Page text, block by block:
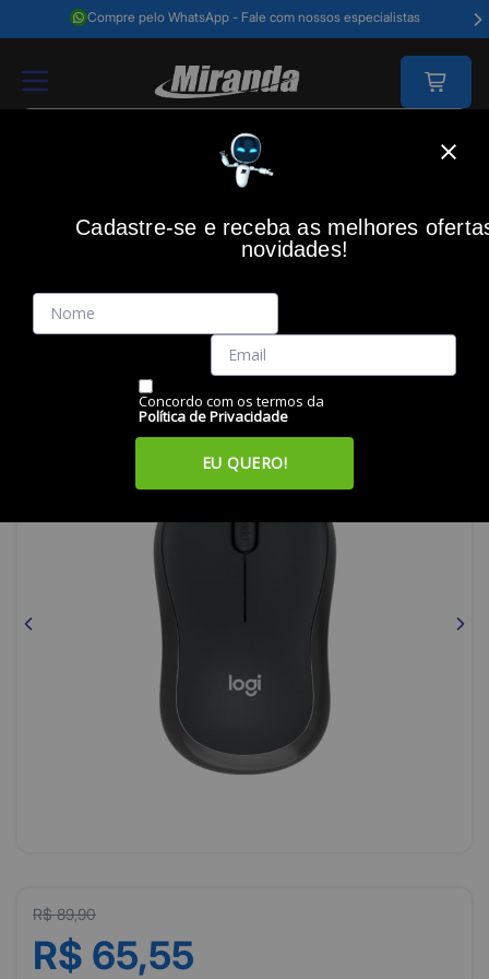
Compre pelo WhatsApp - Fale com nossos especialistas
R$ 89,90
R$ 65,55
Mouse sem Fio Bluetooth M240 Grafite, 910-007113,
LOGITECH
Código: 47605
Miranda
Cadastre-se e receba as melhores
novidades!
Concordo com os termos da
Política de Privacidade
EU QUERO!